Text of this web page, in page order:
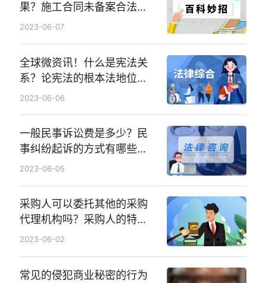
果？施工合同未备案合法
吗？_环球焦点
2023-06-07
全球微资讯！什么是宪法关
系？论宪法的根本法地位是
什么？
2023-06-06
一般民事诉讼费是多少？民
事纠纷起诉的方式有哪些？-
天天百事通
2023-06-05
采购人可以委托其他的采购
代理机构吗？采购人的特征
是什么？
2023-06-02
常见的侵犯商业秘密的行为